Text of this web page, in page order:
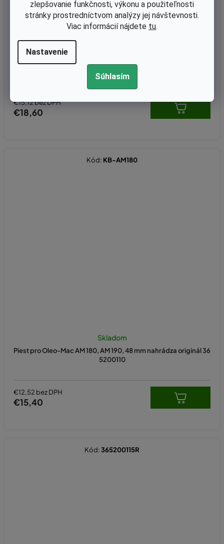
zlepšovanie funkčnosti, výkonu a použiteľnosti
stránky prostredníctvom analýzy jej návštevnosti.
Viac informácií nájdete tu.
Nastavenie
Súhlasím
Lanko plynu Oleo-Mac AM180, AM190, MB800 originál 3652001
€15,12 bez DPH
€18,60
Piest pro Oleo-Mac AM 180, AM 190, 48 mm nahrádza originál 36
5200110
Skladom
€12,52 bez DPH
€15,40
Kód: KB-AM180
Kód:365200115R